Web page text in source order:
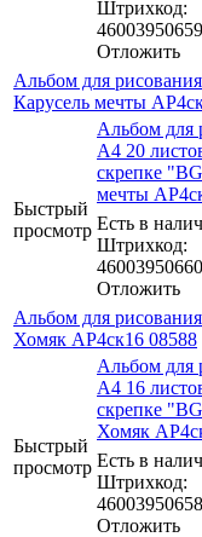
Штрихкод:
Отложить
Альбом для
Карусель мечты
Быстрый
просмотр
Альбом для
А4 20
скрепке
мечты
Есть в
Штрихкод:
Отложить
Альбом для
Хомяк АР4ск16 08588
Быстрый
просмотр
Альбом для
А4 16
скрепке
Хомяк
Есть в
Штрихкод:
Отложить